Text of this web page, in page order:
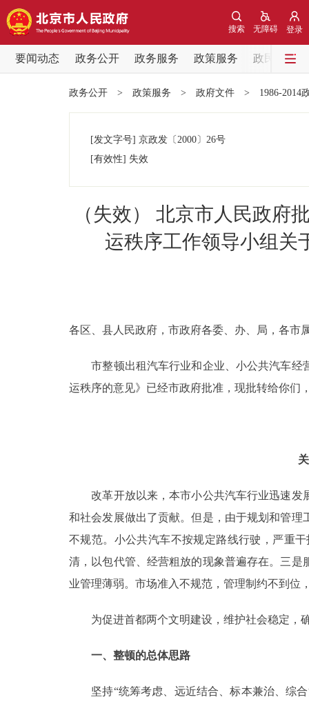
登录
无障碍
搜索
要闻动态 政务公开 政务服务 政策服务
政民互动
党中央精神
政务公开
政务服务
中介服务
政民互动
12345网上接诉即办
政务公开 > 政策服务 > 政府文件 > 1986-2014
[发文字号] 京政发 〔2000〕 26号
[有效性] 失效
（失效） 北京市人民政府
运秩序工作领导小组关
各区、县人民政府，市政府各委、办、局，各市
市整顿出租汽车行业和企业、小公共汽车经
运秩序的意见》已经市政府批准，现批转给你们
改革开放以来，本市小公共汽车行业迅速发
和社会发展做出了贡献。但是，由于规划和管
不规范。小公共汽车不按规定路线行驶，严重
清，以包代管、经营粗放的现象普遍存在。三
业管理薄弱。市场准入不规范，管理制约不到位
为促进首都两个文明建设，维护社会稳定，确
一、整顿的总体思路
坚持“统筹考虑、远近结合、标本兼治、综合